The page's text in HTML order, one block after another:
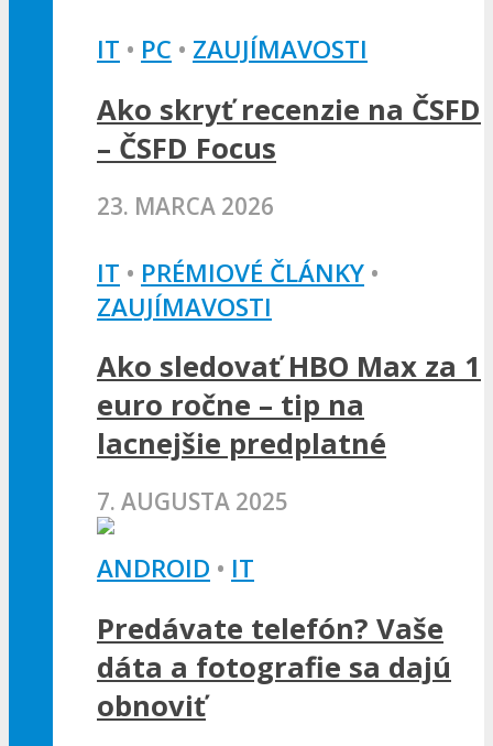
IT • PC • ZAUJÍMAVOSTI
Ako skryť recenzie na ČSFD
– ČSFD Focus
23. MARCA 2026
IT • PRÉMIOVÉ ČLÁNKY •
ZAUJÍMAVOSTI
Ako sledovať HBO Max za 1
euro ročne – tip na
lacnejšie predplatné
7. AUGUSTA 2025
ANDROID • IT
Predávate telefón? Vaše
dáta a fotografie sa dajú
obnoviť